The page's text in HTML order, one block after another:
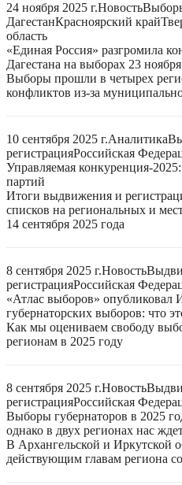
24 ноября 2025 г.Новость
ДагестанКрасноярский край
область
«Единая Россия» разгромила
Дагестана на выборах 23 ноября
Выборы прошли в четырех
конфликтов из-за
10 сентября 2025 г.Аналитика
регистрацияРоссийская
Управляемая конкуренция-
партий
Итоги выдвижения и
списков на региональных и
14 сентября 2025 года
8 сентября 2025 г.Новость
регистрацияРоссийская
«Атлас выборов» опубликовал
губернаторских выборов: что
Как мы оцениваем свободу
регионам в 2025 году
8 сентября 2025 г.Новость
регистрацияРоссийская
Выборы губернаторов в 2025
однако в двух регионах нас
В Архангельской и Иркутской
действующим главам региона